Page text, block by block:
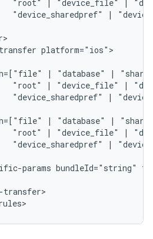
"root"
| "device_file" |
"device_sharedpref"
|
| "database" |
"root"
| "device_file" |
"device_sharedpref"
|
| "database" |
"root"
| "device_file" |
"device_sharedpref"
|
params bundleId="string"
transfer>